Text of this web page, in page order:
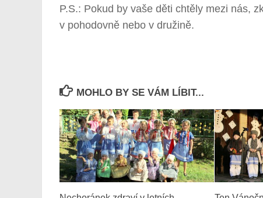
P.S.: Pokud by vaše děti chtěly mezi nás,
v pohodovně nebo v družině.
MOHLO BY SE VÁM LÍBIT...